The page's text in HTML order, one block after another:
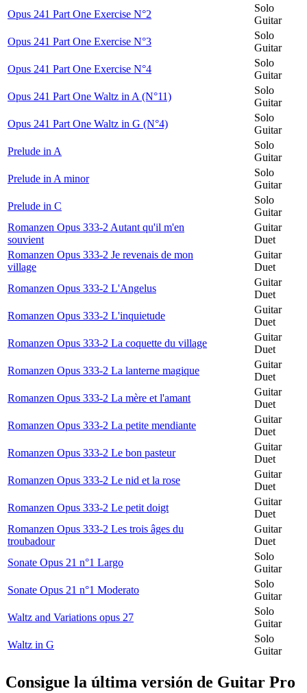
Opus 241 Part One Exercise N°2
Solo
Guitar
Opus 241 Part One Exercise N°3
Solo
Guitar
Opus 241 Part One Exercise N°4
Solo
Guitar
Opus 241 Part One Waltz in A (N°11)
Solo
Guitar
Opus 241 Part One Waltz in G (N°4)
Solo
Guitar
Prelude in A
Solo
Guitar
Prelude in A minor
Solo
Guitar
Prelude in C
Solo
Guitar
Romanzen Opus 333-2 Autant qu'il m'en
souvient
Guitar
Duet
Romanzen Opus 333-2 Je revenais de mon
village
Guitar
Duet
Romanzen Opus 333-2 L'Angelus
Guitar
Duet
Romanzen Opus 333-2 L'inquietude
Guitar
Duet
Romanzen Opus 333-2 La coquette du village
Guitar
Duet
Romanzen Opus 333-2 La lanterne magique
Guitar
Duet
Romanzen Opus 333-2 La mère et l'amant
Guitar
Duet
Romanzen Opus 333-2 La petite mendiante
Guitar
Duet
Romanzen Opus 333-2 Le bon pasteur
Guitar
Duet
Romanzen Opus 333-2 Le nid et la rose
Guitar
Duet
Romanzen Opus 333-2 Le petit doigt
Guitar
Duet
Romanzen Opus 333-2 Les trois âges du
troubadour
Guitar
Duet
Sonate Opus 21 n°1 Largo
Solo
Guitar
Sonate Opus 21 n°1 Moderato
Solo
Guitar
Waltz and Variations opus 27
Solo
Guitar
Waltz in G
Solo
Guitar
Consigue la última versión de Guitar Pro